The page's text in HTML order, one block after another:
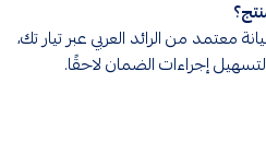
معتمد من الرائد العربي عبر تيار تك،
إجراءات الضمان لاحقًا.